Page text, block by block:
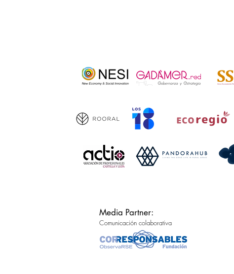
Media Partner:
Comunicación colaborativa